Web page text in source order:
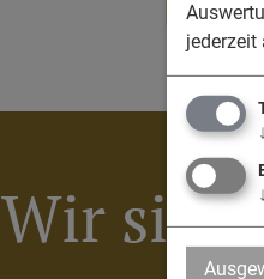
Wir sind
jederzeit
↓
↓